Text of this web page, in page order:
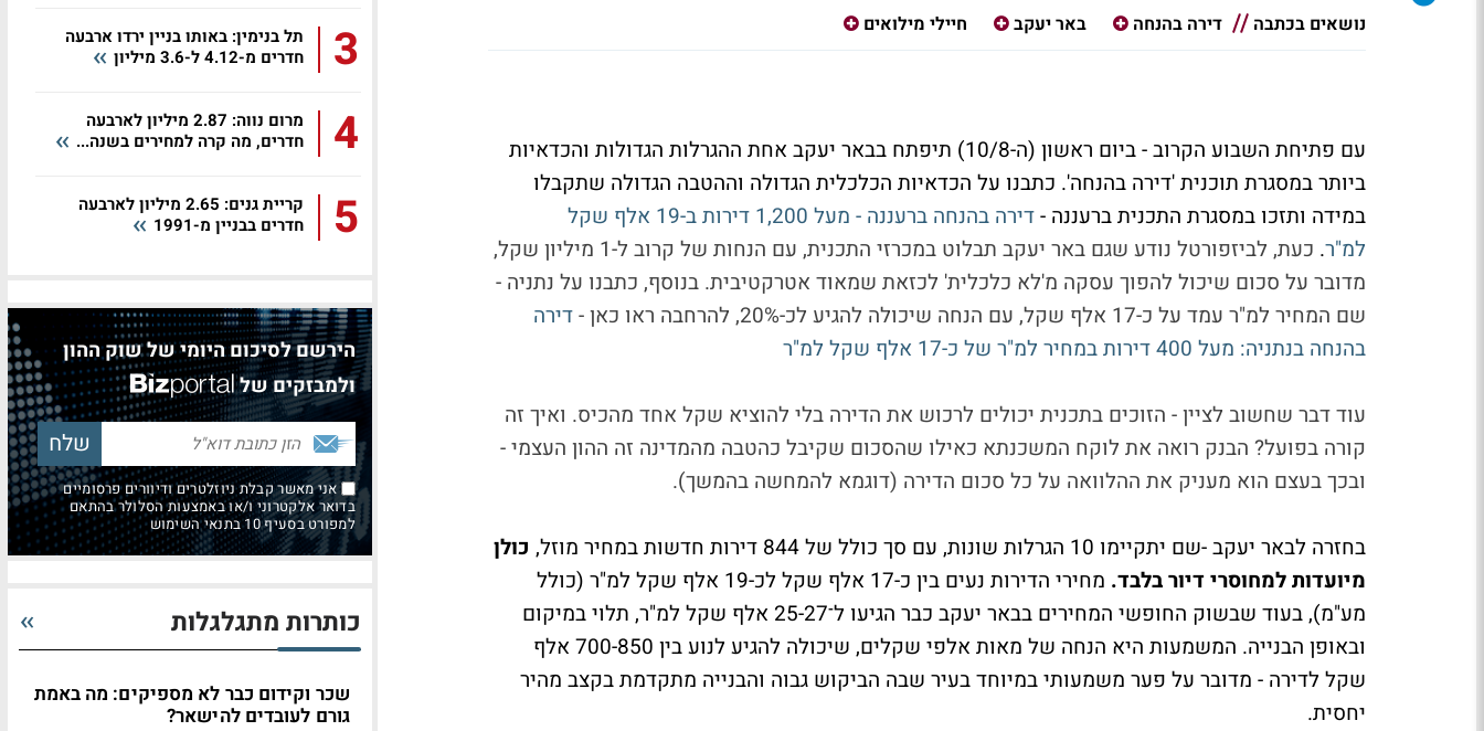
נושאים בכתבה
דירה בהנחה באר יעקב חיילי מילואים
עם פתיחת השבוע הקרוב - ביום ראשון (ה-10/8) תיפתח בבאר יעקב אחת ההגרלות הגדולות והכדאיות
ביותר במסגרת תוכנית 'דירה בהנחה'. כתבנו על הכדאיות הכלכלית הגדולה וההטבה הגדולה שתקבלו
במידה ותזכו במסגרת התכנית ברעננה -
דירה בהנחה ברעננה - מעל 1,200 דירות ב-19 אלף שקל
למ"ר.
כעת, לביזפורטל נודע שגם באר יעקב תבלוט במכרזי התכנית, עם הנחות של קרוב ל-1 מיליון שקל,
מדובר על סכום שיכול להפוך עסקה מ'לא כלכלית' לכזאת שמאוד אטרקטיבית. בנוסף, כתבנו על נתניה -
שם המחיר למ"ר עמד על כ-17 אלף שקל, עם הנחה שיכולה להגיע לכ-20%, להרחבה ראו כאן -
דירה
בהנחה בנתניה: מעל 400 דירות במחיר למ"ר של כ-17 אלף שקל למ"ר
עוד דבר שחשוב לציין - הזוכים בתכנית יכולים לרכוש את הדירה בלי להוציא שקל אחד מהכיס. ואיך זה
קורה בפועל? הבנק רואה את לוקח המשכנתא כאילו שהסכום שקיבל כהטבה מהמדינה זה ההון העצמי -
ובכך בעצם הוא מעניק את ההלוואה על כל סכום הדירה (דוגמא להמחשה בהמשך).
בחזרה לבאר יעקב -שם יתקיימו 10 הגרלות שונות, עם סך כולל של 844 דירות חדשות במחיר מוזל,
כולן
מיועדות למחוסרי דיור בלבד.
מחירי הדירות נעים בין כ-17 אלף שקל לכ-19 אלף שקל למ"ר (כולל
מע"מ), בעוד שבשוק החופשי המחירים בבאר יעקב כבר הגיעו ל־25-27 אלף שקל למ"ר, תלוי במיקום
ובאופן הבנייה. המשמעות היא הנחה של מאות אלפי שקלים, שיכולה להגיע לנוע בין 700-850 אלף
שקל לדירה - מדובר על פער משמעותי במיוחד בעיר שבה הביקוש גבוה והבנייה מתקדמת בקצב מהיר
יחסית.
3
תל בנימין: באותו בניין ירדו ארבעה
חדרים מ-4.12 ל-3.6 מיליון
4
מרום נווה: 2.87 מיליון לארבעה
חדרים, מה קרה למחירים בשנה...
5
קריית גנים: 2.65 מיליון לארבעה
חדרים בבניין מ-1991
הירשם לסיכום היומי של שוק ההון
ולמבזקים של
אני מאשר קבלת ניוזלטרים ודיוורים פרסומיים
בדואר אלקטרוני ו/או באמצעות הסלולר בהתאם
למפורט בסעיף 10 בתנאי השימוש
כותרות מתגלגלות
שכר וקידום כבר לא מספיקים: מה באמת
גורם לעובדים להישאר?